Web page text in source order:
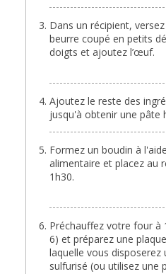
Dans un récipient,
beurre coupé en petits
doigts et ajoutez l’œuf.
Ajoutez le reste des
jusqu'à obtenir une pâte
Formez un boudin à
alimentaire et placez au
1h30.
Préchauffez votre four à
6) et préparez une
laquelle vous disposerez
sulfurisé (ou utilisez une